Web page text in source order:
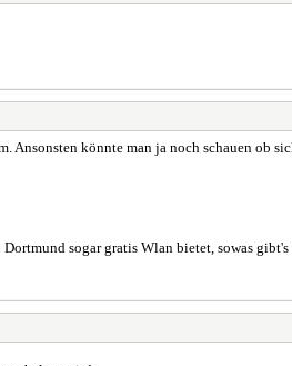
Ansonsten könnte man ja noch schauen ob
sogar gratis Wlan bietet, sowas